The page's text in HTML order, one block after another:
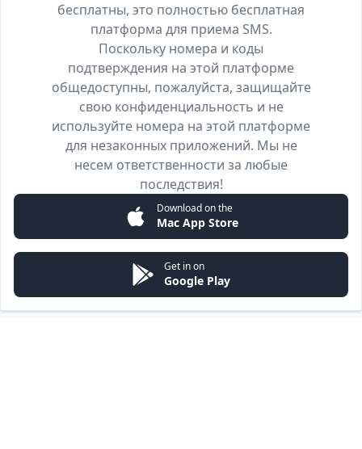
бесплатны, это полностью бесплатная
платформа для приема SMS.
Поскольку номера и коды
подтверждения на этой платформе
общедоступны, пожалуйста, защищайте
свою конфиденциальность и не
используйте номера на этой платформе
для незаконных приложений. Мы не
несем ответственности за любые
последствия!
Download on the
Mac App Store
Get in on
Google Play